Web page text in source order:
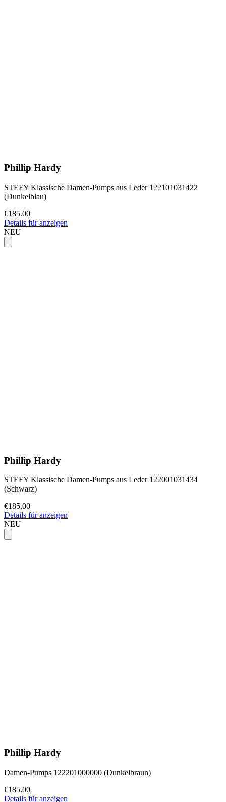
Phillip Hardy
STEFY Klassische Damen-Pumps aus Leder 122101031422
(Dunkelblau)
€185.00
Details für anzeigen
NEU
Phillip Hardy
STEFY Klassische Damen-Pumps aus Leder 122001031434
(Schwarz)
€185.00
Details für anzeigen
NEU
Phillip Hardy
Damen-Pumps 122201000000 (Dunkelbraun)
€185.00
Details für anzeigen